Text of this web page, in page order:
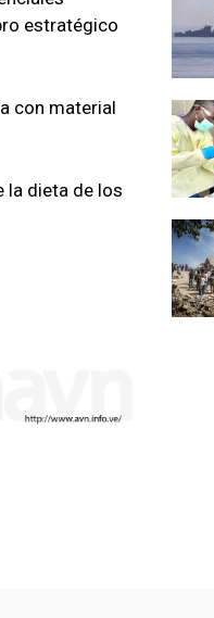
estratégico
con material
la dieta de los